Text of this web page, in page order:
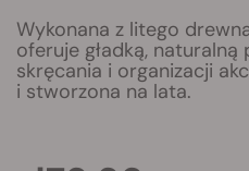
Wykonana z litego
oferuje gładką,
skręcania i organizacji
i stworzona na lata.